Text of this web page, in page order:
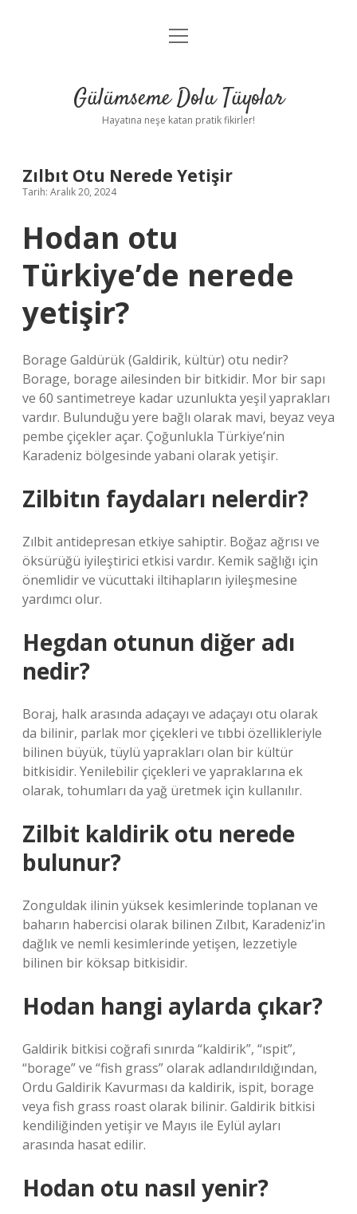
Anasayfa
Yasal Uyarı
menüyü
Gülümseme Dolu Tüyolar
Hayatına neşe katan pratik fikirler!
Zılbıt Otu Nerede Yetişir
Tarih: Aralık 20, 2024
Hodan otu
Türkiye’de nerede
yetişir?
Borage Galdürük (Galdirik, kültür) otu nedir?
Borage, borage ailesinden bir bitkidir. Mor bir sapı
ve 60 santimetreye kadar uzunlukta yeşil yaprakları
vardır. Bulunduğu yere bağlı olarak mavi, beyaz veya
pembe çiçekler açar. Çoğunlukla Türkiye’nin
Karadeniz bölgesinde yabani olarak yetişir.
Zilbitın faydaları nelerdir?
Zılbit antidepresan etkiye sahiptir. Boğaz ağrısı ve
öksürüğü iyileştirici etkisi vardır. Kemik sağlığı için
önemlidir ve vücuttaki iltihapların iyileşmesine
yardımcı olur.
Hegdan otunun diğer adı
nedir?
Boraj, halk arasında adaçayı ve adaçayı otu olarak
da bilinir, parlak mor çiçekleri ve tıbbi özellikleriyle
bilinen büyük, tüylü yaprakları olan bir kültür
bitkisidir. Yenilebilir çiçekleri ve yapraklarına ek
olarak, tohumları da yağ üretmek için kullanılır.
Zilbit kaldirik otu nerede
bulunur?
Zonguldak ilinin yüksek kesimlerinde toplanan ve
baharın habercisi olarak bilinen Zılbıt, Karadeniz’in
dağlık ve nemli kesimlerinde yetişen, lezzetiyle
bilinen bir köksap bitkisidir.
Hodan hangi aylarda çıkar?
Galdirik bitkisi coğrafi sınırda “kaldirik”, “ıspit”,
“borage” ve “fish grass” olarak adlandırıldığından,
Ordu Galdirik Kavurması da kaldirik, ispit, borage
veya fish grass roast olarak bilinir. Galdirik bitkisi
kendiliğinden yetişir ve Mayıs ile Eylül ayları
arasında hasat edilir.
Hodan otu nasıl yenir?